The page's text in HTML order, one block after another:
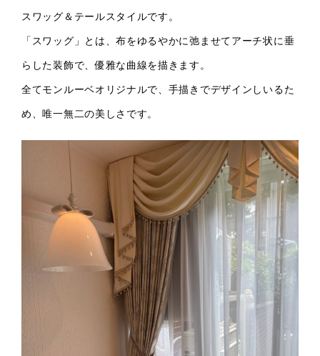
スワッグ＆テールスタイルです。
「スワッグ」とは、布をゆるやかに弛ませてアーチ状に垂
らした装飾で、優雅な曲線を描きます。
全てモンルーベオリジナルで、手描きでデザインしいるた
め、唯一無二の美しさです。